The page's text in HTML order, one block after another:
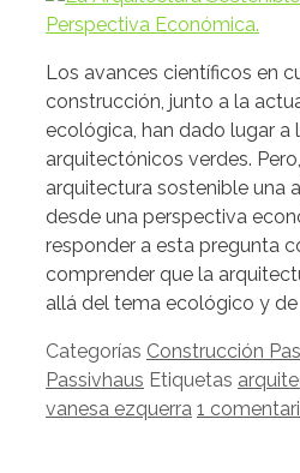
Los avances científicos en
construcción, junto a la
ecológica, han dado lugar a
arquitectónicos verdes.
arquitectura sostenible una
desde una perspectiva
responder a esta pregunta
comprender que la
allá del tema ecológico y de
Categorías Construcción
Passivhaus Etiquetas
vanesa ezquerra 1